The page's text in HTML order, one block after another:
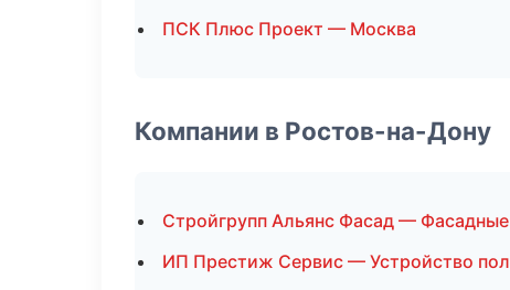
ПСК Плюс Проект — Москва
Компании в Ростов-на-Дону
Стройгрупп Альянс Фасад —
ИП Престиж Сервис — Устройство